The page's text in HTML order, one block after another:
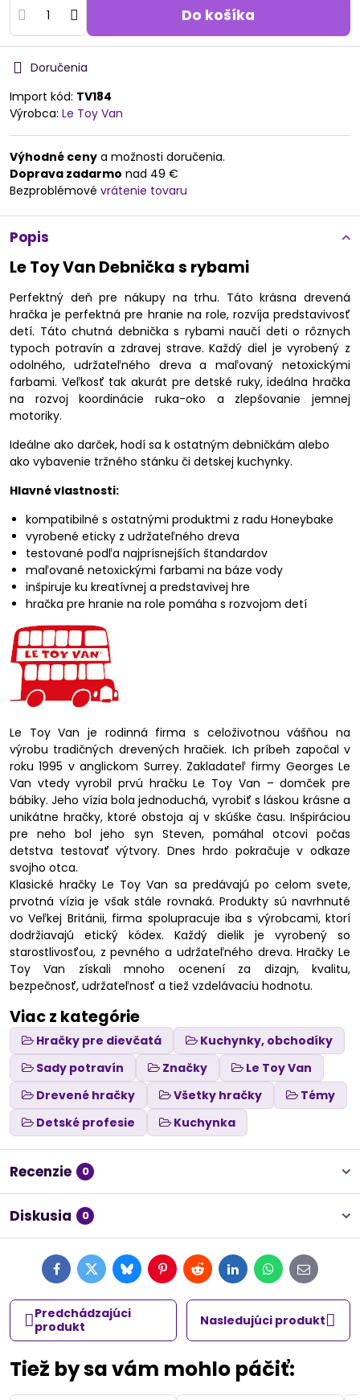
Do košíka
Doručenia
Import kód: TV184
Výrobca: Le Toy Van
Výhodné ceny a možnosti doručenia.
Doprava zadarmo nad 49 €
Bezproblémové vrátenie tovaru
Popis
Le Toy Van Debnička s rybami
Perfektný deň pre nákupy na trhu. Táto krásna drevená
hračka je perfektná pre hranie na role, rozvíja predstavivosť
detí. Táto chutná debnička s rybami naučí deti o rôznych
typoch potravín a zdravej strave. Každý diel je vyrobený z
odolného, udržateľného dreva a maľovaný netoxickými
farbami. Veľkosť tak akurát pre detské ruky, ideálna hračka
na rozvoj koordinácie ruka-oko a zlepšovanie jemnej
motoriky.
Ideálne ako darček, hodí sa k ostatným debničkám alebo
ako vybavenie tržného stánku či detskej kuchynky.
Hlavné vlastnosti:
kompatibilné s ostatnými produktmi z radu Honeybake
vyrobené eticky z udržateľného dreva
testované podľa najprísnejších štandardov
maľované netoxickými farbami na báze vody
inšpiruje ku kreatívnej a predstavivej hre
hračka pre hranie na role pomáha s rozvojom detí
Le Toy Van je rodinná firma s celoživotnou vášňou na
výrobu tradičných drevených hračiek. Ich príbeh započal v
roku 1995 v anglickom Surrey. Zakladateľ firmy Georges Le
Van vtedy vyrobil prvú hračku Le Toy Van – domček pre
bábiky. Jeho vízia bola jednoduchá, vyrobiť s láskou krásne a
unikátne hračky, ktoré obstoja aj v skúške času. Inšpiráciou
pre neho bol jeho syn Steven, pomáhal otcovi počas
detstva testovať výtvory. Dnes hrdo pokračuje v odkaze
svojho otca.
Klasické hračky Le Toy Van sa predávajú po celom svete,
prvotná vízia je však stále rovnaká. Produkty sú navrhnuté
vo Veľkej Británii, firma spolupracuje iba s výrobcami, ktorí
dodržiavajú etický kódex. Každý dielik je vyrobený so
starostlivosťou, z pevného a udržateľného dreva. Hračky Le
Toy Van získali mnoho ocenení za dizajn, kvalitu,
bezpečnosť, udržateľnosť a tiež vzdelávaciu hodnotu.
Viac z kategórie
Hračky pre dievčatá
Kuchynky, obchodíky
Sady potravín
Značky
Le Toy Van
Drevené hračky
Všetky hračky
Témy
Detské profesie
Kuchynka
Recenzie 0
Diskusia 0
FacebookTwitterBlueskyPinterestRedditLinkedInWhatsApp
E-
mail
Predchádzajúci
produkt
Nasledujúci produkt
Tiež by sa vám mohlo páčiť: